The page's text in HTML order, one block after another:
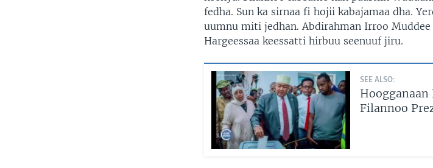
fedha. Sun ka sirnaa fi hojii kabajamaa dha.
uumnu miti jedhan. Abdirahman Irroo Muddee
Hargeessaa keessatti hirbuu seenuuf jiru.
SEE ALSO:
Filannoo